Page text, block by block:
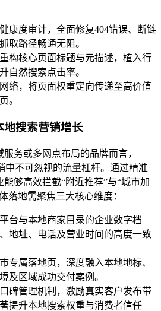
康度审计，全面修复404错误、断链
取路径畅通无阻。
构核心页面标题与元描述，植入行
自然搜索点击率。
络，将页面权重定向传递至高价值
。
地搜索营销增长
务或多网点布局的品牌而言，
中不可忽视的流量杠杆。通过精准
够高效拦截“附近推荐”与“城市加
落地需聚焦三大核心维度：
台与本地商家目录的企业数字档
地址、电话及营业时间的高度一致
专属落地页，深度融入本地地标、
及区域成功交付案例。
碑管理机制，激励真实客户发布带
提升本地搜索权重与消费者信任